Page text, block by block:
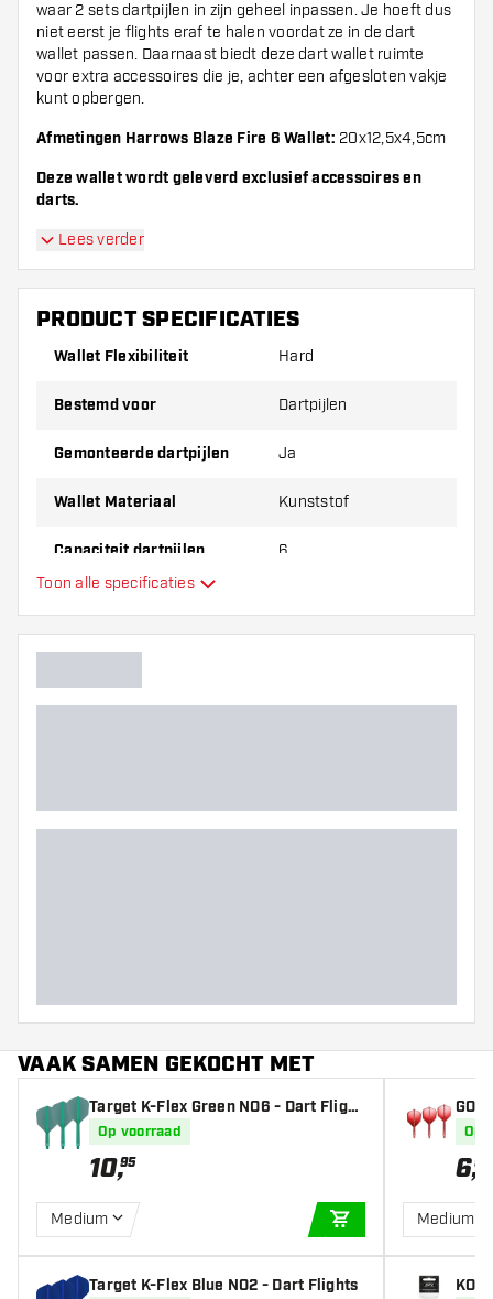
waar 2 sets dartpijlen in zijn geheel inpassen. Je hoeft dus
niet eerst je flights eraf te halen voordat ze in de dart
wallet passen. Daarnaast biedt deze dart wallet ruimte
voor extra accessoires die je, achter een afgesloten vakje
kunt opbergen.
Afmetingen Harrows Blaze Fire 6 Wallet: 20x12,5x4,5cm
Deze wallet wordt geleverd exclusief accessoires en
darts.
Lees verder
PRODUCT SPECIFICATIES
Wallet Flexibiliteit Hard
Bestemd voor Dartpijlen
Gemonteerde dartpijlen Ja
Wallet Materiaal Kunststof
Capaciteit dartpijlen 6
Toon alle specificaties
VAAK SAMEN GEKOCHT MET
Target K-Flex Green NO6 - Dart Flight
Op voorraad
10,95
Medium
IN WINKELWAGEN
Target K-Flex Blue NO2 - Dart Flights
Op
6,95
Medium